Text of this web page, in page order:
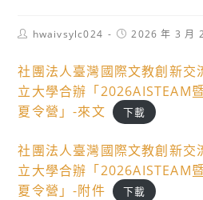
Posthwaivsylc024
Post2026 年 3 月
社團法人臺灣國際文教創新交
立大學合辦「2026AISTEAM
夏令營」-來文
下載
社團法人臺灣國際文教創新交
立大學合辦「2026AISTEAM
夏令營」-附件
下載